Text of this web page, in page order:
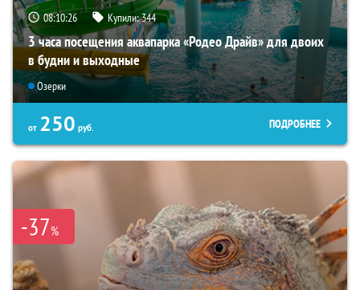
08:10:25 Купили:344
3 часа посещения аквапарка «Родео Драйв» для двоих
в будни и выходные
Озерки
от 250 руб. ПОДРОБНЕЕ
-37%